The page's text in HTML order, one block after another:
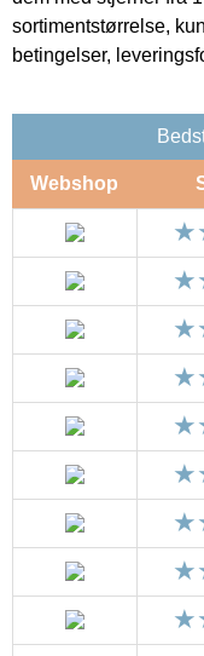
sortimentstørrelse,
betingelser,
Webshop